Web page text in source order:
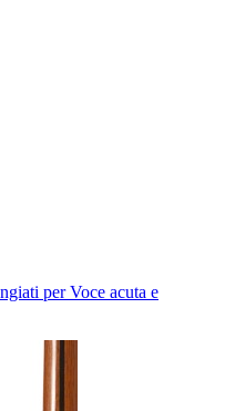
per Voce acuta e